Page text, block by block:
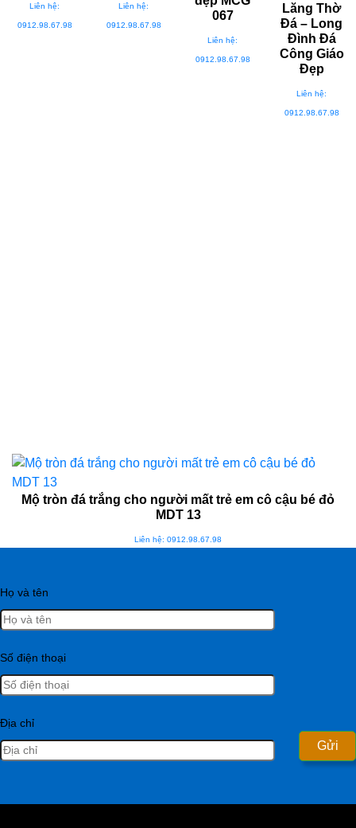
Liên hệ:
0912.98.67.98
Liên hệ:
0912.98.67.98
067
Liên hệ:
0912.98.67.98
Lăng Thờ
Đá – Long
Đình Đá
Công Giáo
Đẹp
Liên hệ:
0912.98.67.98
Mộ tròn đá trắng cho người mất trẻ em cô cậu bé đỏ
MDT 13
Liên hệ: 0912.98.67.98
Họ và tên
Số điện thoại
Địa chỉ